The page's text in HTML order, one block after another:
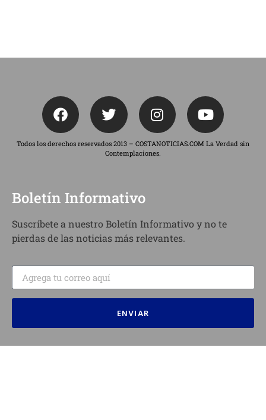
Todos los derechos reservados 2013 – COSTANOTICIAS.COM La Verdad sin
Contemplaciones.
Boletín Informativo
Suscríbete a nuestro Boletín Informativo y no te
pierdas de las noticias más relevantes.
ENVIAR